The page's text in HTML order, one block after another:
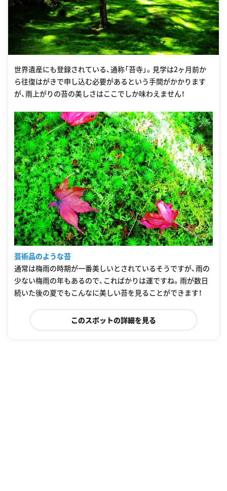
世界遺産にも登録されている、通称「苔寺」。見学は2ヶ月前か
ら往復はがきで申し込む必要があるという手間がかかります
が、雨上がりの苔の美しさはここでしか味わえません！
芸術品のような苔
通常は梅雨の時期が一番美しいとされているそうですが、雨の
少ない梅雨の年もあるので、こればかりは運ですね。雨が数日
続いた後の夏でもこんなに美しい苔を見ることができます！
このスポットの詳細を見る